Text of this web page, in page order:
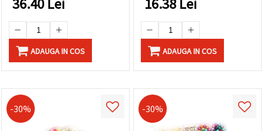
36.40 Lei
ADAUGA IN COS
16.38 Lei
ADAUGA IN COS
-30% -30%